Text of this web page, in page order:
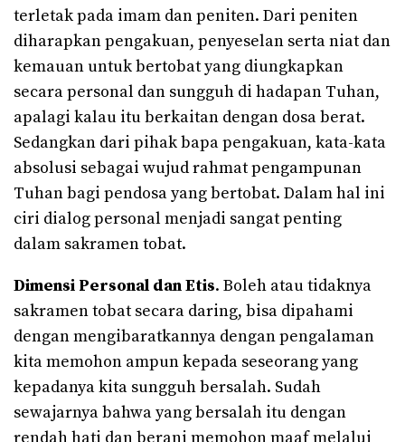
terletak pada imam dan peniten. Dari peniten
diharapkan pengakuan, penyeselan serta niat dan
kemauan untuk bertobat yang diungkapkan
secara personal dan sungguh di hadapan Tuhan,
apalagi kalau itu berkaitan dengan dosa berat.
Sedangkan dari pihak bapa pengakuan, kata-kata
absolusi sebagai wujud rahmat pengampunan
Tuhan bagi pendosa yang bertobat. Dalam hal ini
ciri dialog personal menjadi sangat penting
dalam sakramen tobat.
Dimensi Personal dan Etis. Boleh atau tidaknya
sakramen tobat secara daring, bisa dipahami
dengan mengibaratkannya dengan pengalaman
kita memohon ampun kepada seseorang yang
kepadanya kita sungguh bersalah. Sudah
sewajarnya bahwa yang bersalah itu dengan